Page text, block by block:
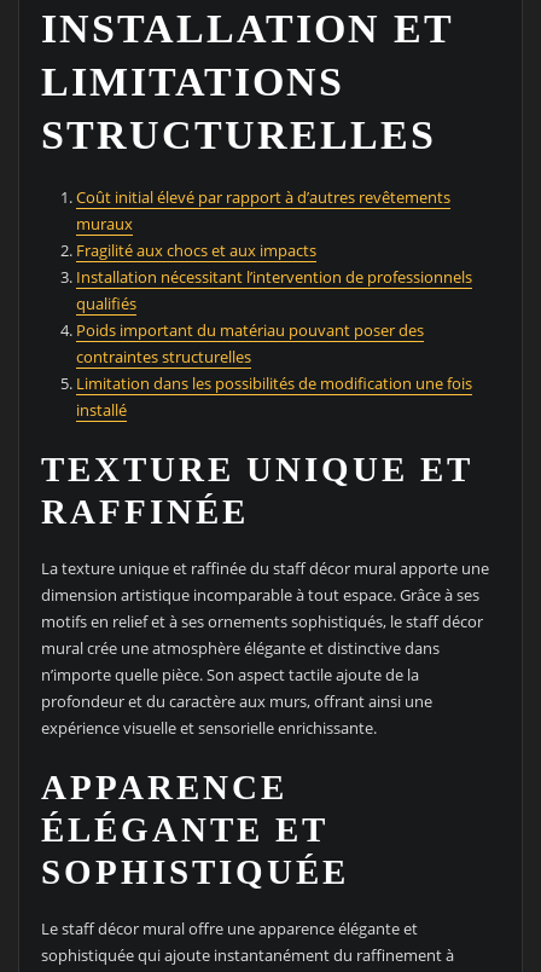
INSTALLATION ET
LIMITATIONS
STRUCTURELLES
Coût initial élevé par rapport à d’autres revêtements
muraux
Fragilité aux chocs et aux impacts
Installation nécessitant l’intervention de professionnels
qualifiés
Poids important du matériau pouvant poser des
contraintes structurelles
Limitation dans les possibilités de modification une fois
installé
TEXTURE UNIQUE ET
RAFFINÉE
La texture unique et raffinée du staff décor mural apporte une
dimension artistique incomparable à tout espace. Grâce à ses
motifs en relief et à ses ornements sophistiqués, le staff décor
mural crée une atmosphère élégante et distinctive dans
n’importe quelle pièce. Son aspect tactile ajoute de la
profondeur et du caractère aux murs, offrant ainsi une
expérience visuelle et sensorielle enrichissante.
APPARENCE
ÉLÉGANTE ET
SOPHISTIQUÉE
Le staff décor mural offre une apparence élégante et
sophistiquée qui ajoute instantanément du raffinement à